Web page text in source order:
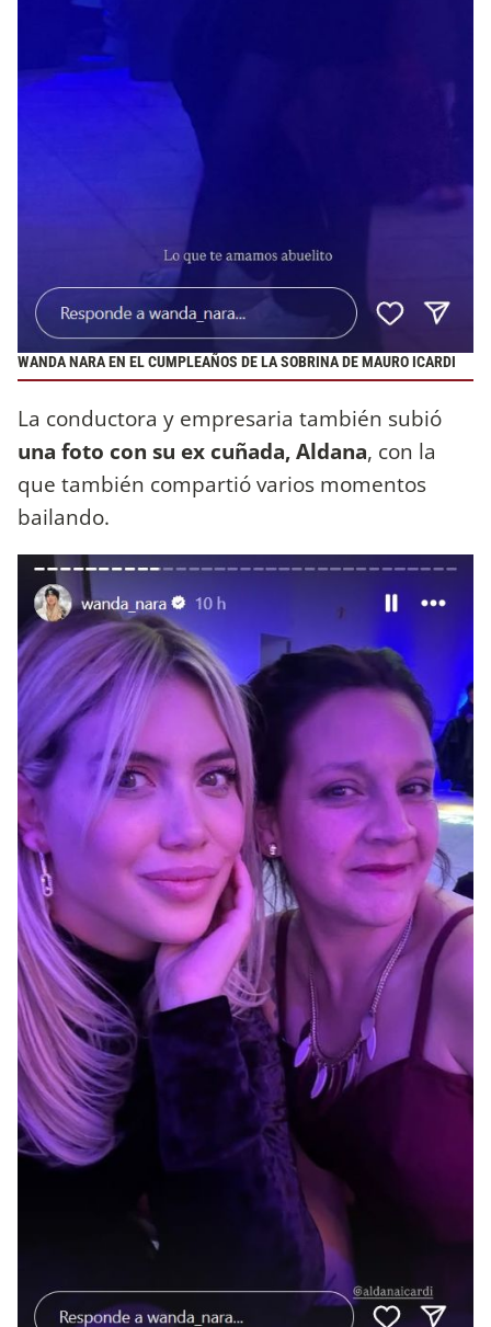
WANDA NARA EN EL CUMPLEAÑOS DE LA SOBRINA DE MAURO ICARDI
La conductora y empresaria también subió
una foto con su ex cuñada, Aldana, con la
que también compartió varios momentos
bailando.